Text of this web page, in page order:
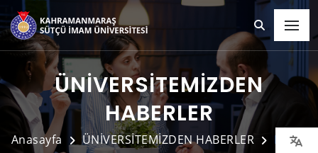
ÜNİVERSİTEMİZDEN
HABERLER
Anasayfa ÜNİVERSİTEMİZDEN HABERLER Detay